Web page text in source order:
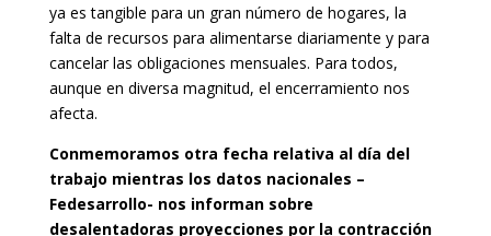
ya es tangible para un gran número de hogares, la
falta de recursos para alimentarse diariamente y para
cancelar las obligaciones mensuales. Para todos,
aunque en diversa magnitud, el encerramiento nos
afecta.
Conmemoramos otra fecha relativa al día del
trabajo mientras los datos nacionales –
Fedesarrollo- nos informan sobre
desalentadoras proyecciones por la contracción